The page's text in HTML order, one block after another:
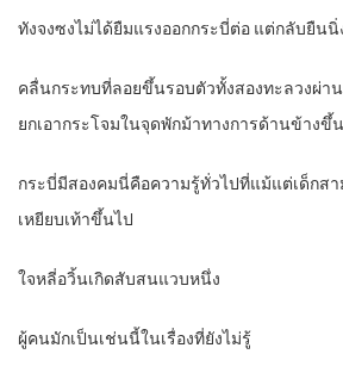
ทังจงซงไม่ได้ยืมแรงออกกระบี่ต่อ แต่กลับยืนนิ่
คลื่นกระทบที่ลอยขึ้นรอบตัวทั้งสองทะลวงผ่า
ยกเอากระโจมในจุดพักม้าทางการด้านข้างขึ้
กระบี่มีสองคมนี่คือความรู้ทั่วไปที่แม้แต่เด็กส
เหยียบเท้าขึ้นไป
ใจหลี่อวิ้นเกิดสับสนแวบหนึ่ง
ผู้คนมักเป็นเช่นนี้ในเรื่องที่ยังไม่รู้